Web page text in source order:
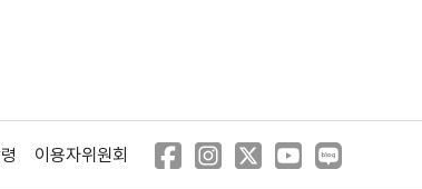
이용자위원회